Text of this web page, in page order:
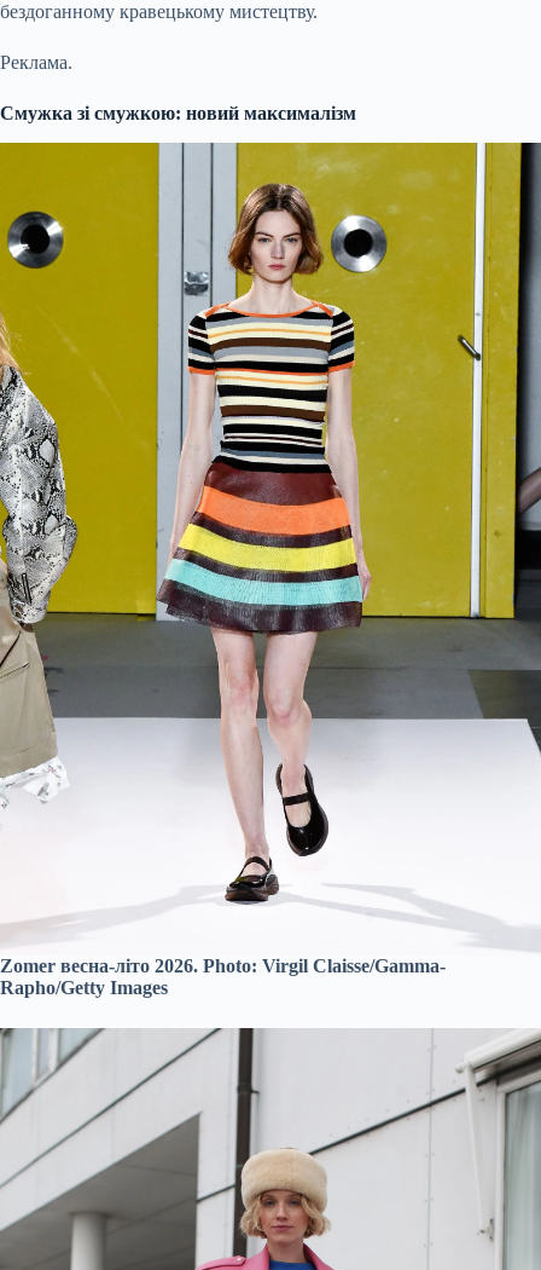
бездоганному кравецькому мистецтву.
Реклама.
Смужка зі смужкою: новий максималізм
Zomer весна-літо 2026. Photo: Virgil Claisse/Gamma-
Rapho/Getty Images